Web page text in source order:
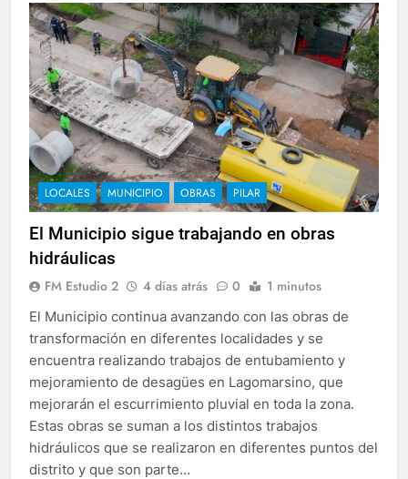
LOCALES MUNICIPIO OBRAS PILAR
El Municipio sigue trabajando en obras
hidráulicas
FM Estudio 2 4 días atrás 0 1 minutos
El Municipio continua avanzando con las obras de
transformación en diferentes localidades y se
encuentra realizando trabajos de entubamiento y
mejoramiento de desagües en Lagomarsino, que
mejorarán el escurrimiento pluvial en toda la zona.
Estas obras se suman a los distintos trabajos
hidráulicos que se realizaron en diferentes puntos del
distrito y que son parte…